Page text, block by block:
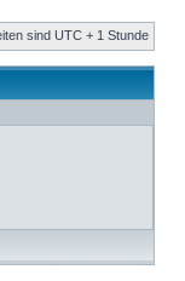
sind UTC + 1 Stunde